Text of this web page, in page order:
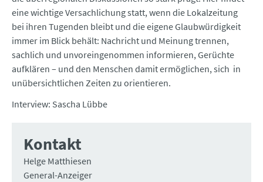
eine wichtige Versachlichung statt, wenn die Lokalzeitung
bei ihren Tugenden bleibt und die eigene Glaubwürdigkeit
immer im Blick behält: Nachricht und Meinung trennen,
sachlich und unvoreingenommen informieren, Gerüchte
aufklären – und den Menschen damit ermöglichen, sich in
unübersichtlichen Zeiten zu orientieren.
Interview: Sascha Lübbe
Kontakt
Helge Matthiesen
General-Anzeiger